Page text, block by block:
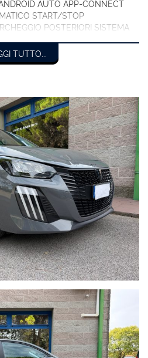
AUTO APP-CONNECT
START/STOP
POSTERIORI SISTEMA
DIGITALE SISTEMA DI
RICONOSCIMENTO
PACCHETTO SPORTIVO
INTERAMENTE DIGITALE LUCI
LIMITATORE DI VELOCITA'
PIANO FINANZIARIO (ESEMPIO
CRISTALLI/ATTI
ANIMALI SELVATICI).
30 FOTO!!PER INFORMAZIONI
335/7083090
TUTTO...